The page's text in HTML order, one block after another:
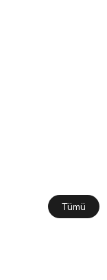
Tümü